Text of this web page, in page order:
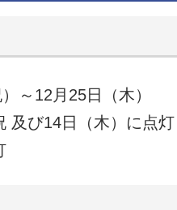
～12月25日（木）
及び14日（木）に点灯